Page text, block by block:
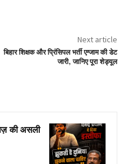
Next article
बिहार शिक्षक और प्रिंसिपल भर्ती एग्जाम की डेट
जारी, जानिए पूरा शेड्यूल
की असली